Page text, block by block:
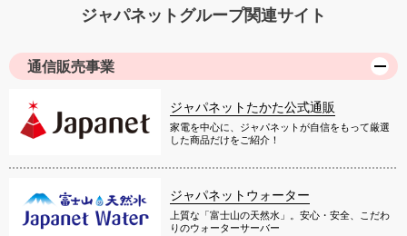
ジャパネットグループ関連サイト
通信販売事業
ジャパネットたかた公式通販
家電を中心に、ジャパネットが自信をもって厳選
した商品だけをご紹介！
ジャパネットウォーター
上質な「富士山の天然水」。安心・安全、こだわ
りのウォーターサーバー